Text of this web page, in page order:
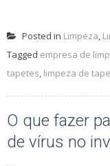
Posted in Limpeza,
Tagged empresa de
tapetes, limpeza de
O que fazer
de vírus no